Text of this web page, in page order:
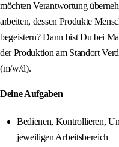
möchten Verantwortung
arbeiten, dessen Produkte
begeistern? Dann bist Du bei
der Produktion am Standort
(m/w/d).
Deine Aufgaben
Bedienen, Kontrollieren,
jeweiligen Arbeitsbereich